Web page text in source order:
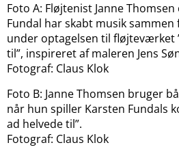
Foto A: Fløjtenist Janne
Fundal har skabt musik sammen
under optagelsen til fløjteværket
til”, inspireret af maleren Jens
Fotograf: Claus Klok
Foto B: Janne Thomsen bruger
når hun spiller Karsten Fundals
ad helvede til”.
Fotograf: Claus Klok